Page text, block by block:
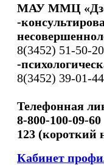
МАУ ММЦ
-
8(3452) 51-50-20
-
8(3452) 39-01-44
Телефонная
8-800-100-09-60
123 (короткий
Кабинет